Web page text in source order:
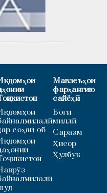
соҳаи об
Мавзеъҳои
фарҳангию
сайёҳӣ
Боғи
миллӣ
Саразм
Ҳисор
Ҳулбук